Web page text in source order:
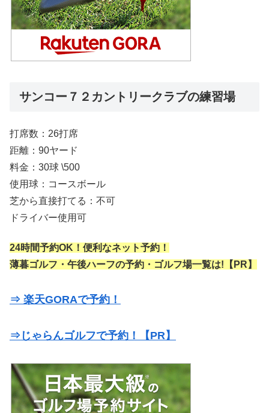
サンコー７２カントリークラブの練習場
打席数：26打席
距離：90ヤード
料金：30球 \500
使用球：コースボール
芝から直接打てる：不可
ドライバー使用可
24時間予約OK！便利なネット予約！
薄暮ゴルフ・午後ハーフの予約・ゴルフ場一覧は!【PR】
⇒ 楽天GORAで予約！
⇒じゃらんゴルフで予約！【PR】